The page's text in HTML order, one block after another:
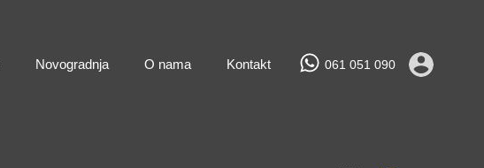
Novogradnja O nama Kontakt 061 051 090